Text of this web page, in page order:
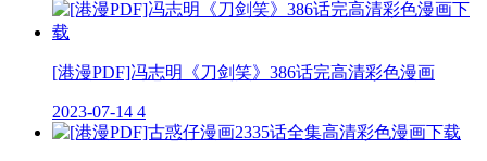
[港漫PDF]冯志明《刀剑笑》386话完高清彩色漫画
2023-07-14 4